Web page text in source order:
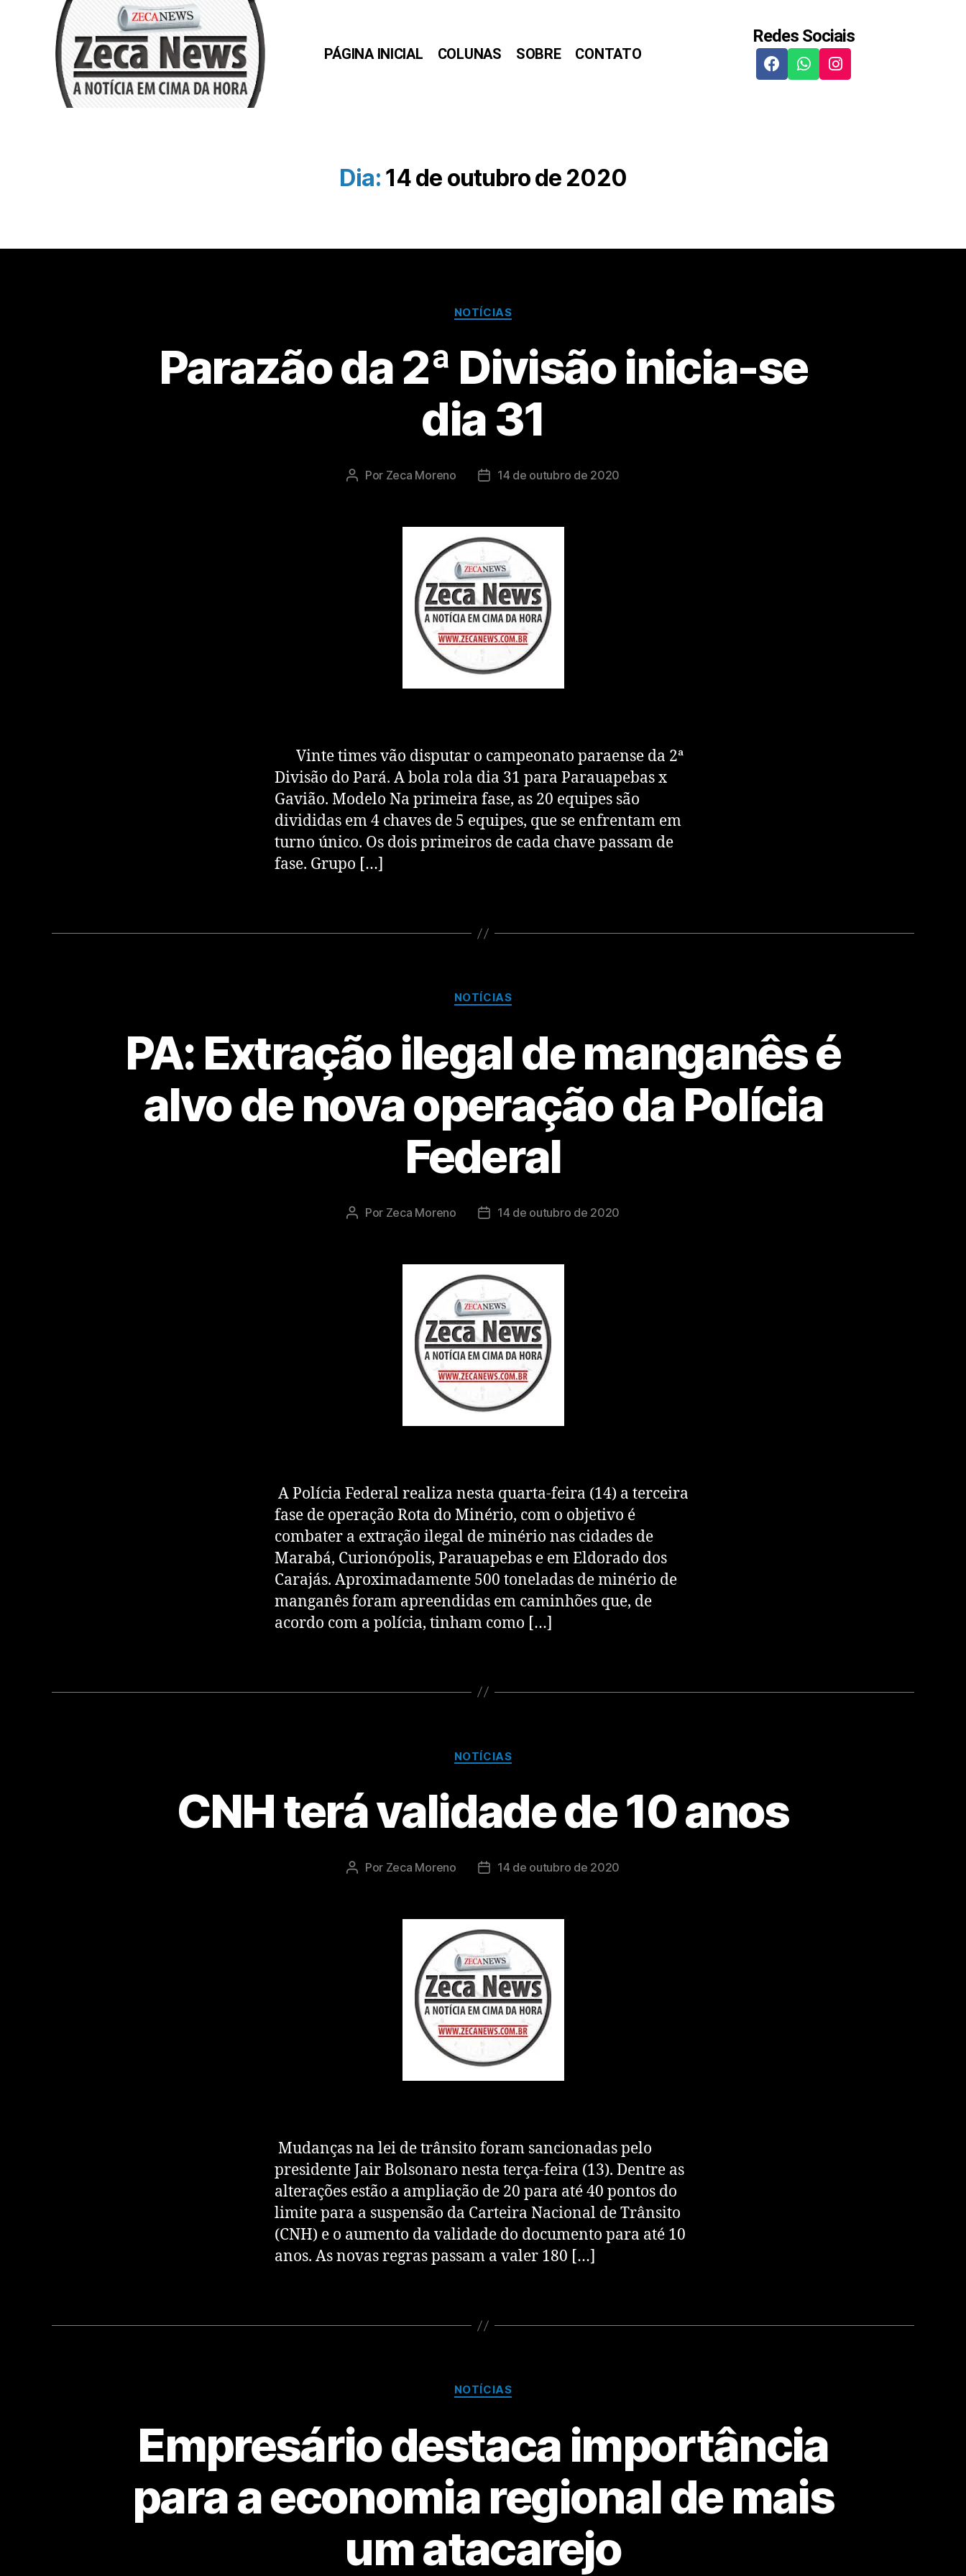
PÁGINA INICIAL COLUNAS SOBRE CONTATO
Redes Sociais
Dia: 14 de outubro de 2020
NOTÍCIAS
Parazão da 2ª Divisão inicia-se
dia 31
Por Zeca Moreno 14 de outubro de 2020
Vinte times vão disputar o campeonato paraense da 2ª
Divisão do Pará. A bola rola dia 31 para Parauapebas x
Gavião. Modelo Na primeira fase, as 20 equipes são
divididas em 4 chaves de 5 equipes, que se enfrentam em
turno único. Os dois primeiros de cada chave passam de
fase. Grupo […]
NOTÍCIAS
PA: Extração ilegal de manganês é
alvo de nova operação da Polícia
Federal
Por Zeca Moreno 14 de outubro de 2020
A Polícia Federal realiza nesta quarta-feira (14) a terceira
fase de operação Rota do Minério, com o objetivo é
combater a extração ilegal de minério nas cidades de
Marabá, Curionópolis, Parauapebas e em Eldorado dos
Carajás. Aproximadamente 500 toneladas de minério de
manganês foram apreendidas em caminhões que, de
acordo com a polícia, tinham como […]
NOTÍCIAS
CNH terá validade de 10 anos
Por Zeca Moreno 14 de outubro de 2020
Mudanças na lei de trânsito foram sancionadas pelo
presidente Jair Bolsonaro nesta terça-feira (13). Dentre as
alterações estão a ampliação de 20 para até 40 pontos do
limite para a suspensão da Carteira Nacional de Trânsito
(CNH) e o aumento da validade do documento para até 10
anos. As novas regras passam a valer 180 […]
NOTÍCIAS
Empresário destaca importância
para a economia regional de mais
um atacarejo